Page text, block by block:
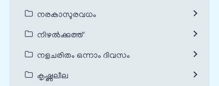
നരകാസുരവധം
നിഴൽക്കുത്ത്
നളചരിതം ഒന്നാം ദിവസം
കൃഷ്ണലീല